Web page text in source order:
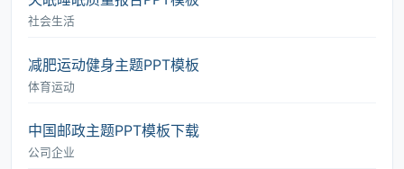
社会生活
减肥运动健身主题PPT模板
体育运动
中国邮政主题PPT模板下载
公司企业